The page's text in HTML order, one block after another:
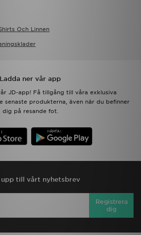
Och Linnen
Ladda ner vår app
JD-app! Få tillgång till våra exklusiva
senaste produkterna, även när du befinner
dig på resande fot.
upp till vårt nyhetsbrev
Registrera
dig